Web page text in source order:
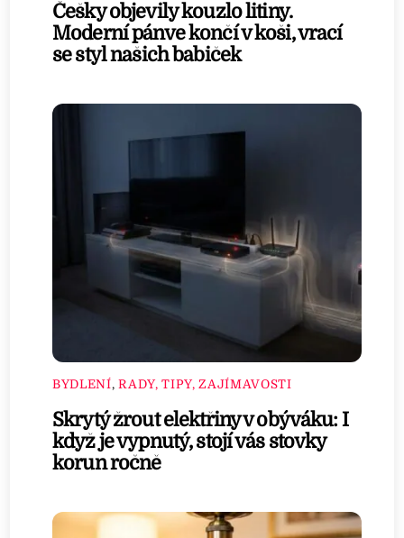
Češky objevily kouzlo litiny.
Moderní pánve končí v koši, vrací
se styl našich babiček
BYDLENÍ,RADY, TIPY, ZAJÍMAVOSTI
Skrytý žrout elektřiny v obýváku: I
když je vypnutý, stojí vás stovky
korun ročně